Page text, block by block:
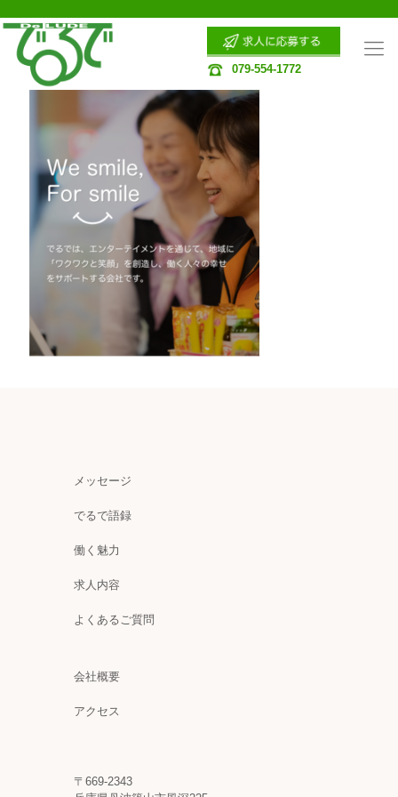
079-554-1772
メッセージ
でるで語録
働く魅力
求人内容
よくあるご質問
会社概要
アクセス
〒669-2343